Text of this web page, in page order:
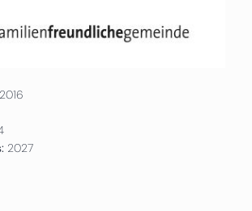
2016
2027